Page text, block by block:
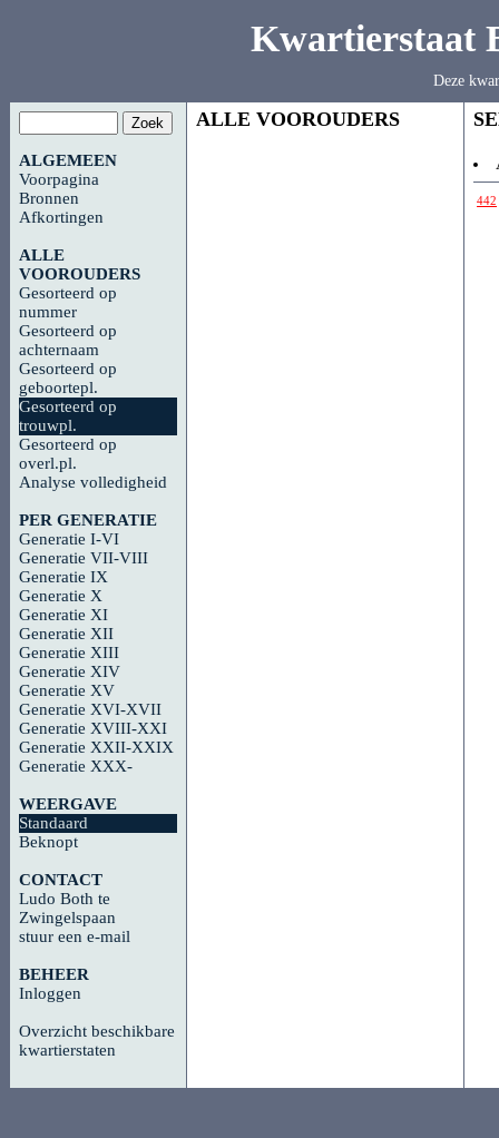
Kwartierstaat
Deze
ALGEMEEN
Voorpagina
Bronnen
Afkortingen
ALLE
VOOROUDERS
Gesorteerd op
nummer
Gesorteerd op
achternaam
Gesorteerd op
geboortepl.
Gesorteerd op
trouwpl.
Gesorteerd op
overl.pl.
Analyse volledigheid
PER GENERATIE
Generatie I-VI
Generatie VII-VIII
Generatie IX
Generatie X
Generatie XI
Generatie XII
Generatie XIII
Generatie XIV
Generatie XV
Generatie XVI-XVII
Generatie XVIII-XXI
Generatie XXII-XXIX
Generatie XXX-
WEERGAVE
Standaard
Beknopt
CONTACT
Ludo Both te
Zwingelspaan
stuur een e-mail
BEHEER
Inloggen
Overzicht beschikbare
kwartierstaten
ALLE VOOROUDERS
442